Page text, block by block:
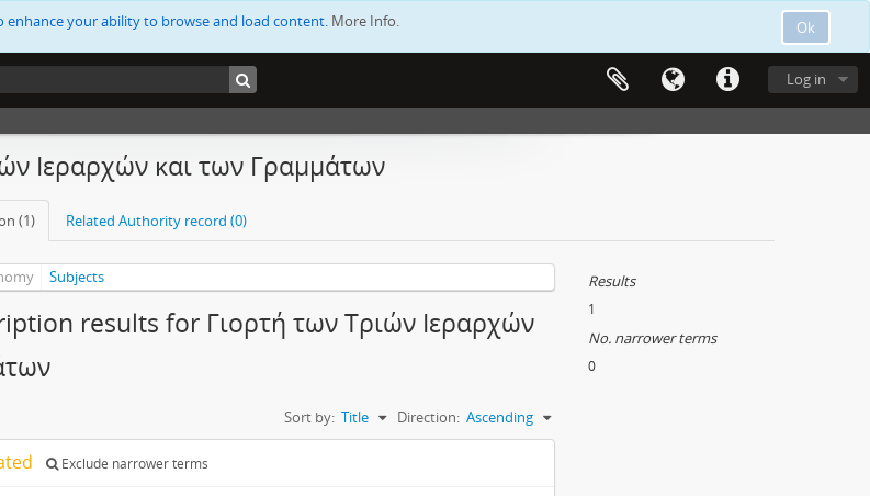
Ok
enhance your ability to browse and load content. More Info.
Log in
Ιεραρχών και των Γραμμάτων
(1) Related Authority record (0)
Subjects
results for Γιορτή των Τριών Ιεραρχών
Sort by: Title Direction: Ascending
Exclude narrower terms
Results
1
No. narrower terms
0